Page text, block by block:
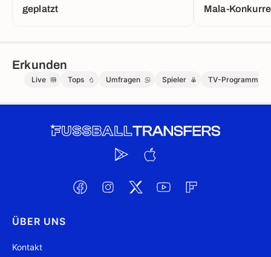
geplatzt
Mala-
Erkunden
Live Tops Umfragen Spieler TV-Programm
ÜBER UNS
Kontakt